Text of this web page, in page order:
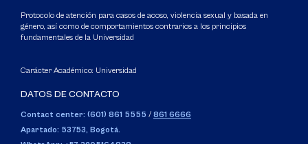
Protocolo de atención para casos de acoso, violencia sexual y basada en
género, así como de comportamientos contrarios a los principios
fundamentales de la Universidad
Carácter Académico: Universidad
DATOS DE CONTACTO
Contact center: (601) 861 5555 / 861 6666
Apartado: 53753, Bogotá.